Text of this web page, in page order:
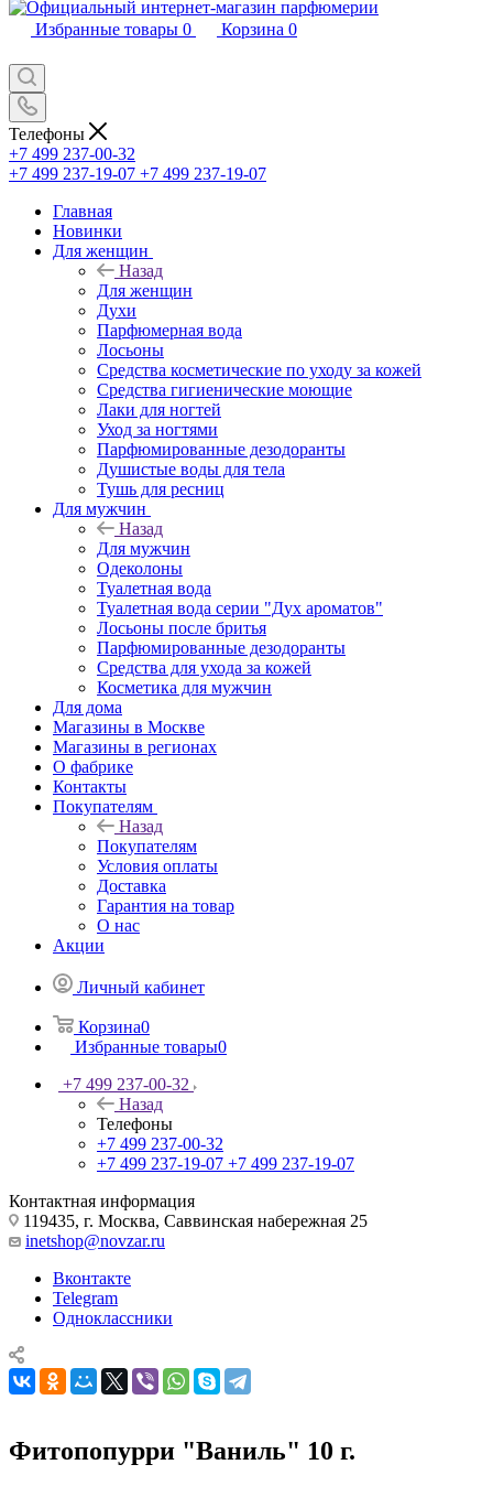
Избранные товары 0 Корзина 0
Телефоны
+7 499 237-00-32
+7 499 237-19-07 +7 499 237-19-07
Главная
Новинки
Для женщин
Назад
Для женщин
Духи
Парфюмерная вода
Лосьоны
Средства косметические по уходу за кожей
Средства гигиенические моющие
Лаки для ногтей
Уход за ногтями
Парфюмированные дезодоранты
Душистые воды для тела
Тушь для ресниц
Для мужчин
Назад
Для мужчин
Одеколоны
Туалетная вода
Туалетная вода серии "Дух ароматов"
Лосьоны после бритья
Парфюмированные дезодоранты
Средства для ухода за кожей
Косметика для мужчин
Для дома
Магазины в Москве
Магазины в регионах
О фабрике
Контакты
Покупателям
Назад
Покупателям
Условия оплаты
Доставка
Гарантия на товар
О нас
Акции
Личный кабинет
Корзина0
Избранные товары0
+7 499 237-00-32
Назад
Телефоны
+7 499 237-00-32
+7 499 237-19-07 +7 499 237-19-07
Контактная информация
119435, г. Москва, Саввинская набережная 25
inetshop@novzar.ru
Вконтакте
Telegram
Одноклассники
Фитопопурри "Ваниль" 10 г.